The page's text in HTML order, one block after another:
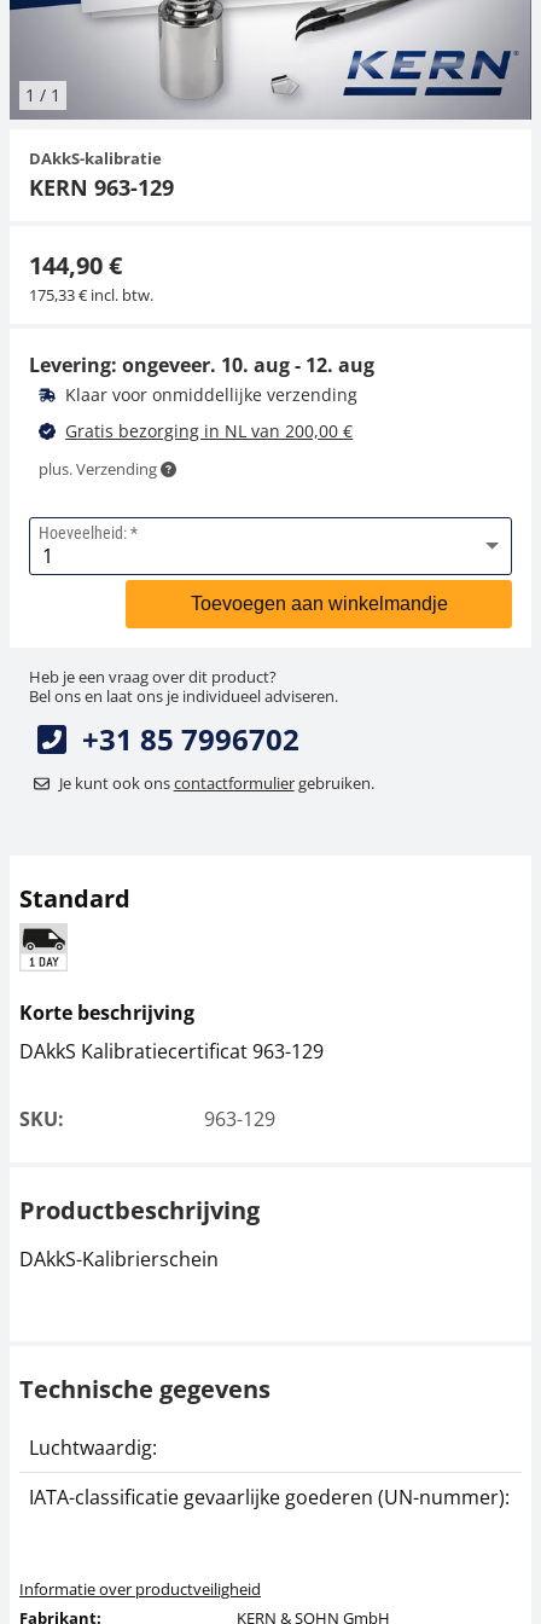
1 / 1
DAkkS-kalibratie
KERN 963-129
144,90 €
175,33 € incl. btw.
Levering: ongeveer. 10. aug - 12. aug
Klaar voor onmiddellijke verzending
Gratis bezorging in NL van 200,00 €
plus. Verzending
Hoeveelheid:
Toevoegen aan winkelmandje
Heb je een vraag over dit product?
Bel ons en laat ons je individueel adviseren.
+31 85 7996702
Je kunt ook onscontactformuliergebruiken.
Standard
Korte beschrijving
DAkkS Kalibratiecertificat 963-129
SKU: 963-129
Productbeschrijving
DAkkS-Kalibrierschein
Technische gegevens
Luchtwaardig:
IATA-classificatie gevaarlijke goederen (UN-nummer):
Informatie over productveiligheid
Fabrikant:
KERN & SOHN GmbH
Hangende weegschalen
Kraanweegschalen
Weegschaal inclusief software
Accessoires
Spannings- en compressiebelastingcellen
Trekapparaten
Externe verlichting
Toepassingen voor experts
Universele toepassingen
Kleurmeting